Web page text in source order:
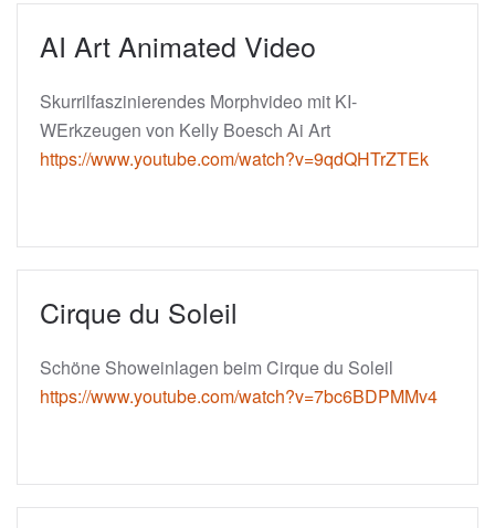
AI Art Animated Video
Skurrilfaszinierendes Morphvideo mit KI-
WErkzeugen von Kelly Boesch Ai Art
https://www.youtube.com/watch?v=9qdQHTrZTEk
Cirque du Soleil
Schöne Showeinlagen beim Cirque du Soleil
https://www.youtube.com/watch?v=7bc6BDPMMv4